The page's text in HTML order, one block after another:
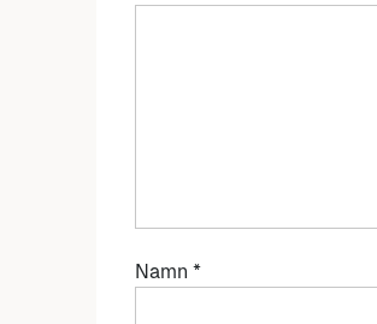
Namn *